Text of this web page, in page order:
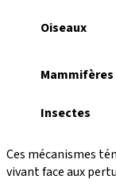
Oiseaux
Mammifères
Insectes
Ces mécanismes
vivant face aux